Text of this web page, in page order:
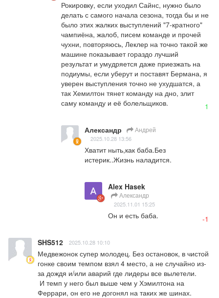
Рокировку, если уходил Сайнс, нужно было
делать с самого начала сезона, тогда бы и не
было этих жалких выступлений "7-кратного"
чампиёна, жалоб, писем команде и прочей
чухни, повторяюсь, Леклер на точно такой же
машине показывает гораздо лучший
результат и умудряется даже приезжать на
подиумы, если уберут и поставят Бермана, я
уверен выступления точно не ухудшатся, а
так Хемилтон тянет команду на дно, злит
саму команду и её болельщиков.
1
Александр Андрей
2025.10.28 13:56
Хватит ныть,как баба.Без
истерик..Жизнь наладится.
Alex Hasek
Александр
2025.11.01 15:25
Он и есть баба. -1
SHS512 2025.10.28 10:10
Медвежонок супер молодец. Без остановок, в чистой
гонке своим темпом взял 4 место, а не случайно из-
за дождя и/или аварий где лидеры все вылетели.
Феррари, он его не догонял на таких же шинах.